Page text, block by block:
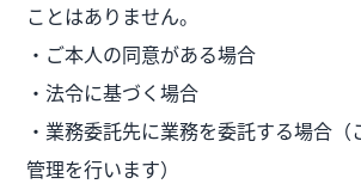
ことはありません。
・ご本人の同意がある場合
・法令に基づく場合
・業務委託先に業務を委託する場合
管理を行います）